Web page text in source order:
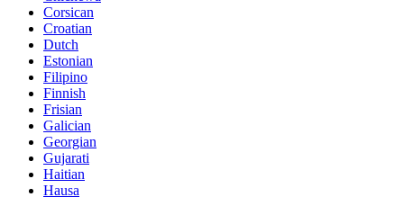
Corsican
Croatian
Dutch
Estonian
Filipino
Finnish
Frisian
Galician
Georgian
Gujarati
Haitian
Hausa